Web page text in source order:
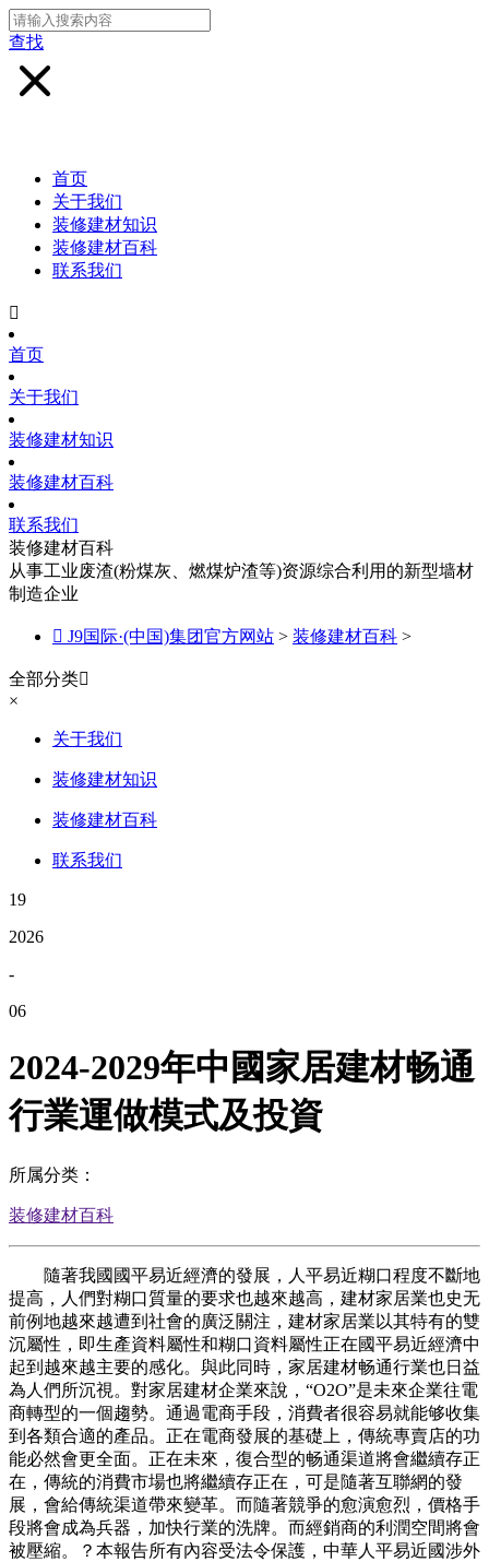
查找
首页
关于我们
装修建材知识
装修建材百科
联系我们

首页
关于我们
装修建材知识
装修建材百科
联系我们
装修建材百科
从事工业废渣(粉煤灰、燃煤炉渣等)资源综合利用的新型墙材
制造企业
 J9国际·(中国)集团官方网站 > 装修建材百科 >
全部分类
×
关于我们
装修建材知识
装修建材百科
联系我们
19
2026
-
06
2024-2029年中國家居建材畅通
行業運做模式及投資
所属分类：
装修建材百科
隨著我國國平易近經濟的發展，人平易近糊口程度不斷地
提高，人們對糊口質量的要求也越來越高，建材家居業也史无
前例地越來越遭到社會的廣泛關注，建材家居業以其特有的雙
沉屬性，即生產資料屬性和糊口資料屬性正在國平易近經濟中
起到越來越主要的感化。與此同時，家居建材畅通行業也日益
為人們所沉視。對家居建材企業來說，“O2O”是未來企業往電
商轉型的一個趨勢。通過電商手段，消費者很容易就能够收集
到各類合適的產品。正在電商發展的基礎上，傳統專賣店的功
能必然會更全面。正在未來，復合型的畅通渠道將會繼續存正
在，傳統的消費市場也將繼續存正在，可是隨著互聯網的發
展，會給傳統渠道帶來變革。而隨著競爭的愈演愈烈，價格手
段將會成為兵器，加快行業的洗牌。而經銷商的利潤空間將會
被壓縮。？本報告所有內容受法令保護，中華人平易近國涉外